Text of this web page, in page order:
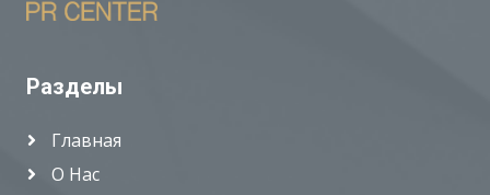
Разделы
Главная
О Нас